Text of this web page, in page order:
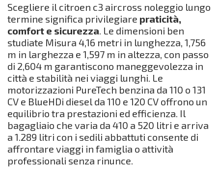
Scegliere il citroen c3 aircross noleggio lungo
termine significa privilegiare praticità,
comfort e sicurezza. Le dimensioni ben
studiate Misura 4,16 metri in lunghezza, 1,756
m in larghezza e 1,597 m in altezza, con passo
di 2,604 m garantiscono maneggevolezza in
città e stabilità nei viaggi lunghi. Le
motorizzazioni PureTech benzina da 110 o 131
CV e BlueHDi diesel da 110 e 120 CV offrono un
equilibrio tra prestazioni ed efficienza. Il
bagagliaio che varia da 410 a 520 litri e arriva
a 1.289 litri con i sedili abbattuti consente di
affrontare viaggi in famiglia o attività
professionali senza rinunce.